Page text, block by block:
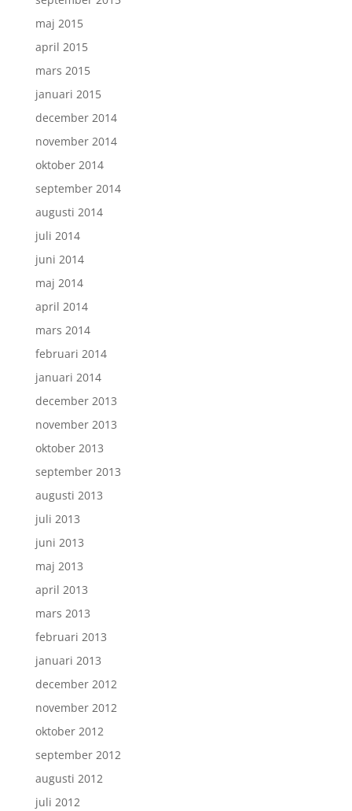
maj 2015
april 2015
mars 2015
januari 2015
december 2014
november 2014
oktober 2014
september 2014
augusti 2014
juli 2014
juni 2014
maj 2014
april 2014
mars 2014
februari 2014
januari 2014
december 2013
november 2013
oktober 2013
september 2013
augusti 2013
juli 2013
juni 2013
maj 2013
april 2013
mars 2013
februari 2013
januari 2013
december 2012
november 2012
oktober 2012
september 2012
augusti 2012
juli 2012